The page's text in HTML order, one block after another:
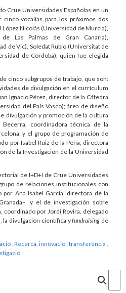
Crue Universidades Españolas en un
cinco vocalías para los próximos dos
Nicolás (Universidad de Murcia),
Las Palmas de Gran Canaria),
de Vic), Soledat Rubio (Universitat de
de Córdoba), quien fue elegida
cinco subgrupos de trabajo, que son:
de divulgación en el currículum
Ignacio Pérez, director de la Cátedra
del País Vasco); área de diseño
divulgación y promoción de la cultura
coordinadora técnica de la
y el grupo de programación de
por Isabel Ruiz de la Peña, directora
de la Investigación de la Universidad
de I+D+I de Crue Universidades
de relaciones institucionales con
Ana Isabel García, directora de la
y el de investigación sobre
coordinado por Jordi Rovira, delegado
la divulgación científica yfundraising de
Recerca, innovació i transferència